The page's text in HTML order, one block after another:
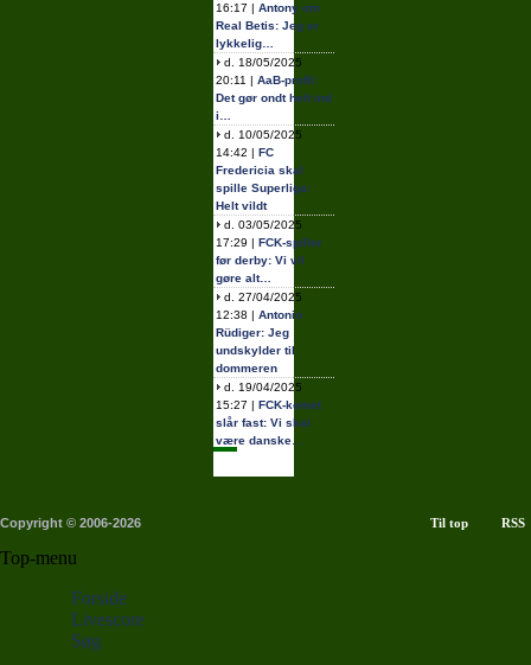
16:17 | Antony om
Real Betis: Jeg er
lykkelig…
d. 18/05/2025
20:11 | AaB-profil:
Det gør ondt helt ind
i…
d. 10/05/2025
14:42 | FC
Fredericia skal
spille Superliga:
Helt vildt
d. 03/05/2025
17:29 | FCK-spiller
før derby: Vi vil
gøre alt…
d. 27/04/2025
12:38 | Antonio
Rüdiger: Jeg
undskylder til
dommeren
d. 19/04/2025
15:27 | FCK-komet
slår fast: Vi skal
være danske…
Copyright © 2006-2026 Til top RSS
Top-menu
Forside
Livescore
Søg